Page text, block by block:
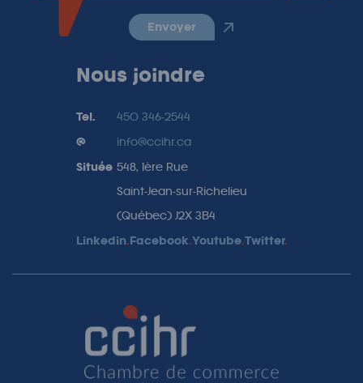
envoyer
Nous joindre
Tel. 450 346-2544
@ info@ccihr.ca
Située 548, 1ère Rue
Saint-Jean-sur-Richelieu
(Québec) J2X 3B4
Linkedin. Facebook.Youtube. Twitter.